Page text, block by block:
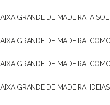
CAIXA GRANDE DE MADEIRA: A
CAIXA GRANDE DE MADEIRA:
CAIXA GRANDE DE MADEIRA:
CAIXA GRANDE DE MADEIRA: